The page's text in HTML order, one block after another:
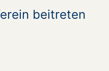
beitreten